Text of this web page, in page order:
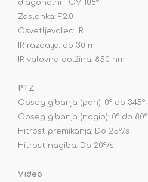
diagonalni FOV 108°
Zaslonka: F2.0
Osvetljevalec: IR
IR razdalja: do 30 m
IR valovna dolžina: 850 nm
PTZ
Obseg gibanja (pan): 0° do 345°
Obseg gibanja (nagib): 0° do 80°
Hitrost premikanja: Do 25°/s
Hitrost nagiba: Do 20°/s
Video